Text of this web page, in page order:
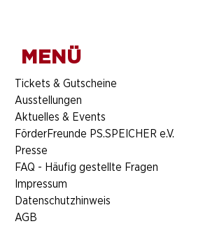
MENÜ
​Tickets & Gutscheine
Ausstellungen
Aktuelles & Events
FörderFreunde PS.SPEICHER e.V.
Presse
FAQ - Häufig gestellte Fragen
Impressum
Datenschutzhinweis
AGB